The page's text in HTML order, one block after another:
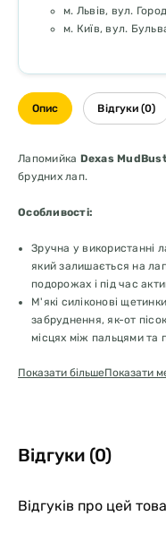
м. Львів, вул.
м. Київ, вул.
Опис Відгуки (0)
Лапомийка Dexas
брудних лап.
Особливості:
Зручна у використанні
який залишається на
подорожах і під час
М'які силіконові
забруднення, як-от
місцях між пальцями
будинку
Зручно та просто у
Налийте невелику
Повторіть те саме з
Лапомийка легко
Показати більшеПоказати
Відгуки (0)
Відгуків про цей